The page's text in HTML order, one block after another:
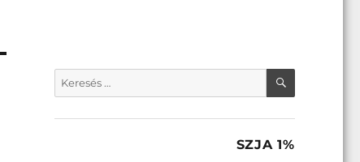
Keresés
a
KERESÉS
SZJA 1%